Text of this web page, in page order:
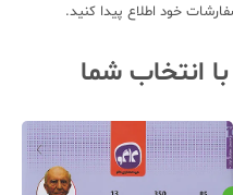
خود اطلاع پیدا کنید.
انتخاب شما